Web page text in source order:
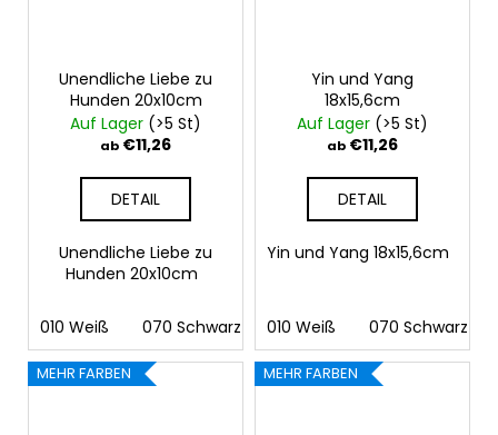
Unendliche Liebe zu
Hunden 20x10cm
Auf Lager (>5 St)
ab €11,26
DETAIL
Unendliche Liebe zu
Hunden 20x10cm
010 Weiß 070 Schwarz 090 Silber 091 Gold
Yin und Yang
18x15,6cm
Auf Lager (>5 St)
ab €11,26
DETAIL
Yin und Yang 18x15,6cm
010 Weiß 070 Schwarz
MEHR FARBEN MEHR FARBEN